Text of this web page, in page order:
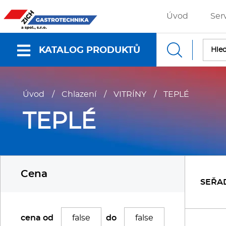
Úvod
KATALOG PRODUKTŮ
Nabídky a katalogy
Gastronádoby
Úvod / Chlazení / VITRÍNY / TEPLÉ
TEPLÉ
Cena
cena od do